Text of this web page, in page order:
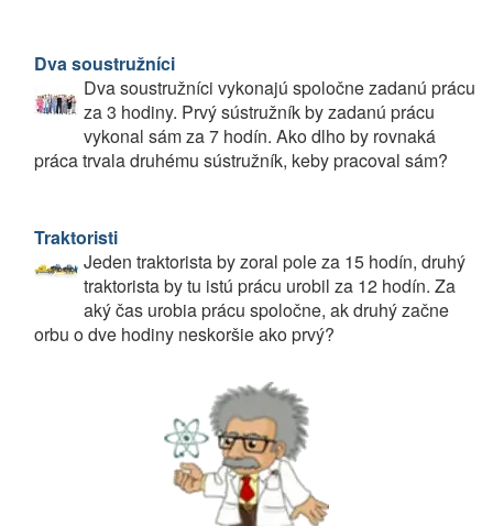
Dva soustružníci
Dva soustružníci vykonajú spoločne zadanú prácu
za 3 hodiny. Prvý sústružník by zadanú prácu
vykonal sám za 7 hodín. Ako dlho by rovnaká
práca trvala druhému sústružník, keby pracoval sám?
Traktoristi
Jeden traktorista by zoral pole za 15 hodín, druhý
traktorista by tu istú prácu urobil za 12 hodín. Za
aký čas urobia prácu spoločne, ak druhý začne
orbu o dve hodiny neskoršie ako prvý?